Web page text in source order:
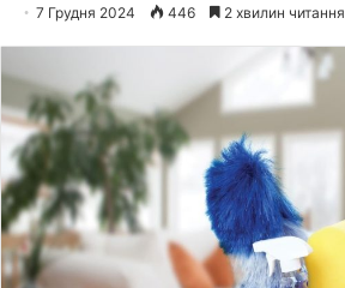
7 Грудня 2024 446 2 хвилин читання